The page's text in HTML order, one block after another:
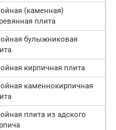
(каменная)
плита
булыжниковая
кирпичная плита
каменнокирпичная
плита из адского